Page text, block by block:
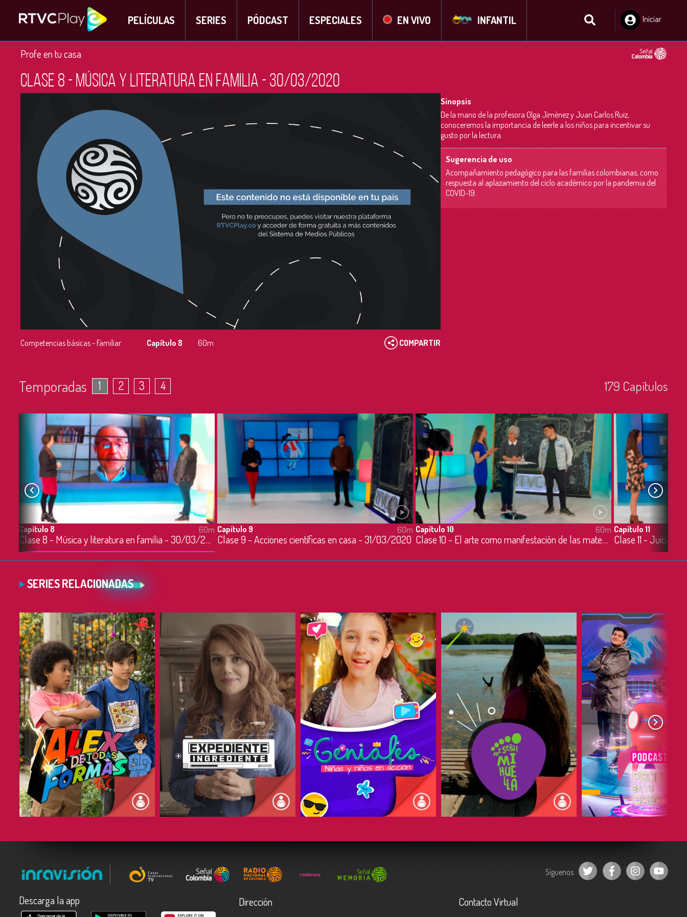
PELÍCULAS SERIES PÓDCAST ESPECIALES EN VIVO INFANTIL
Iniciar
Profe en tu casa
Clase 8 - Música y literatura en familia - 30/03/2020
Competencias básicas - Familiar Capítulo 8 60m COMPARTIR
Sinopsis
De la mano de la profesora Olga Jiménez y Juan Carlos Ruiz,
conoceremos la importancia de leerle a los niños para incentivar su
gusto por la lectura.
Sugerencia de uso
Acompañamiento pedagógico para las familias colombianas, como
respuesta al aplazamiento del ciclo académico por la pandemia del
COVID-19.
Temporadas 1 2 3 4 179 Capí­tulos
Capítulo 8
Clase 8 - Música y literatura en familia - 30/03/2020
60m Capítulo 9
Clase 9 - Acciones científicas en casa - 31/03/2020
60m Capítulo 10
Clase 10 - El arte como manifestación de las matemáticas- 1/04/2020
60m Capítulo 11
SERIES RELACIONADAS
COMPARTIR COMPARTIR COMPARTIR COMPARTIR COMPARTIR
Síguenos
Descarga la app Dirección Contacto Virtual